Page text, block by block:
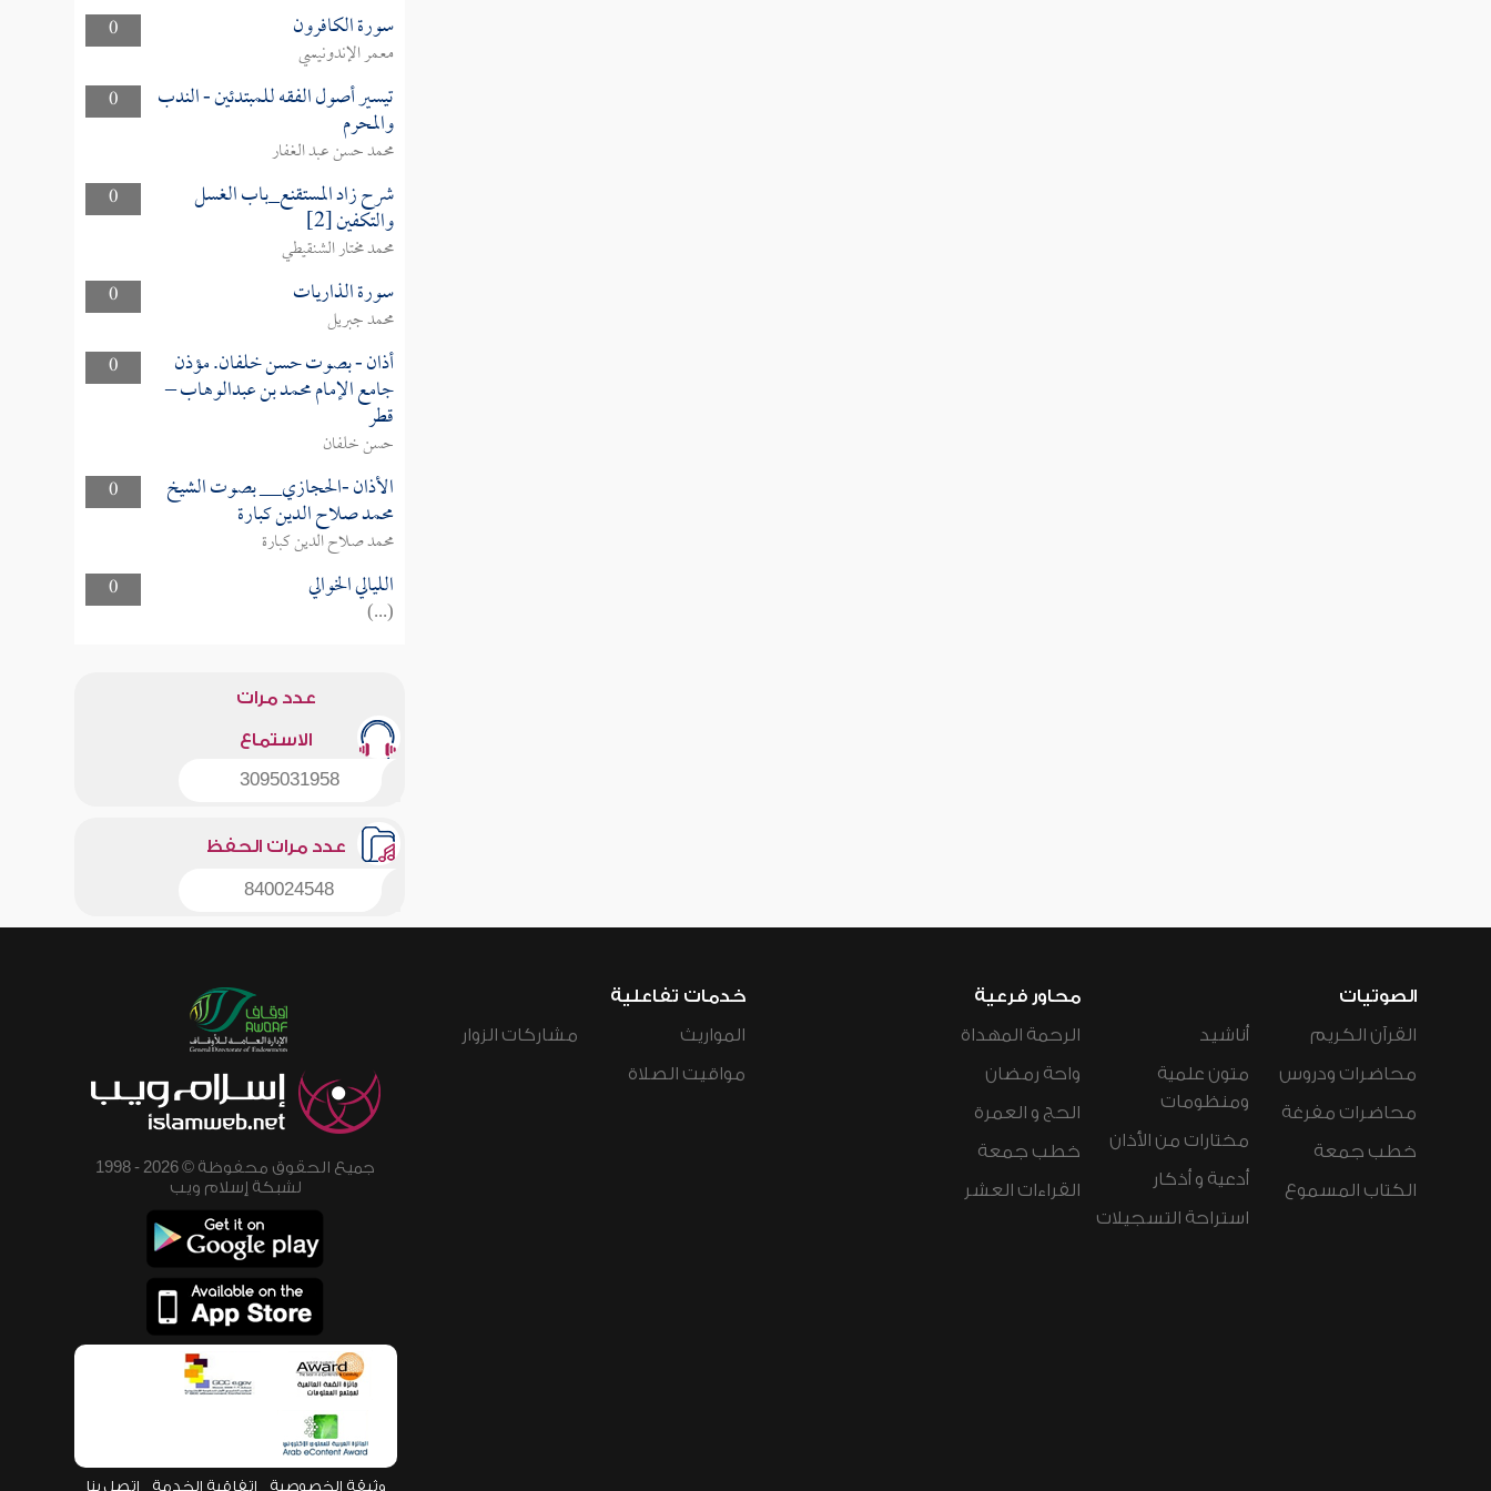
0 سورة الكافرون
معمر الإندونيسي
0
تيسير أصول الفقه للمبتدئين - الندب
والمحرم
محمد حسن عبد الغفار
0
شرح زاد المستقنع_باب الغسل
والتكفين [2]
محمد مختار الشنقيطي
0
سورة الذاريات
محمد جبريل
0
أذان - بصوت حسن خلفان. مؤذن
جامع الإمام محمد بن عبدالوهاب –
قطر
حسن خلفان
0
الأذان -الحجازي__ بصوت الشيخ
محمد صلاح الدين كبارة
محمد صلاح الدين كبارة
0
الليالي الخوالي
(...)
عدد مرات
الاستماع
3095031958
عدد مرات الحفظ
840024548
الصوتيات
القرآن الكريم
محاضرات ودروس
محاضرات مفرغة
خطب جمعة
الكتاب المسموع
أناشيد
متون علمية
ومنظومات
مختارات من الأذان
أدعية و أذكار
استراحة التسجيلات
محاور فرعية
الرحمة المهداة
واحة رمضان
الحج و العمرة
خطب جمعة
القراءات العشر
خدمات تفاعلية
المواريث
مواقيت الصلاة
مشاركات الزوار
جميع الحقوق محفوظة © 2026 - 1998
لشبكة إسلام ويب
وثيقة الخصوصية اتفاقية الخدمة اتصل بنا